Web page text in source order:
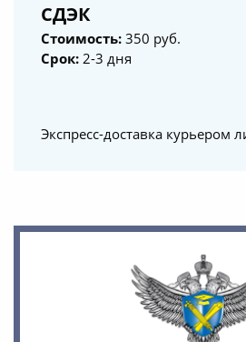
СДЭК
Стоимость: 350 руб.
Срок: 2-3 дня
Экспресс-доставка курьером